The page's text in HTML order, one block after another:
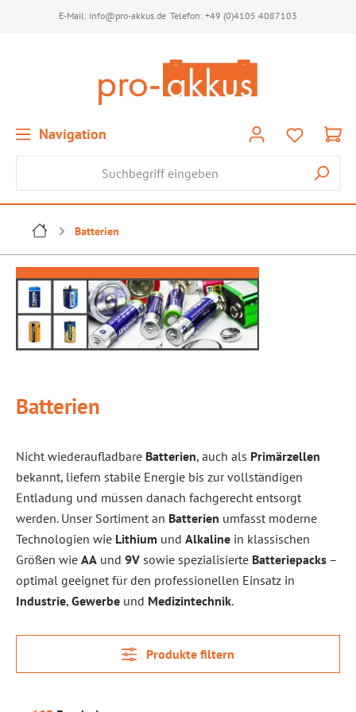
E-Mail: info@pro-akkus.de Telefon: +49 (0)4105 4087103
Navigation
Batterien
Batterien
Nicht wiederaufladbare Batterien, auch als Primärzellen
bekannt, liefern stabile Energie bis zur vollständigen
Entladung und müssen danach fachgerecht entsorgt
werden. Unser Sortiment an Batterien umfasst moderne
Technologien wie Lithium und Alkaline in klassischen
Größen wie AA und 9V sowie spezialisierte Batteriepacks –
optimal geeignet für den professionellen Einsatz in
Industrie, Gewerbe und Medizintechnik.
Produkte filtern